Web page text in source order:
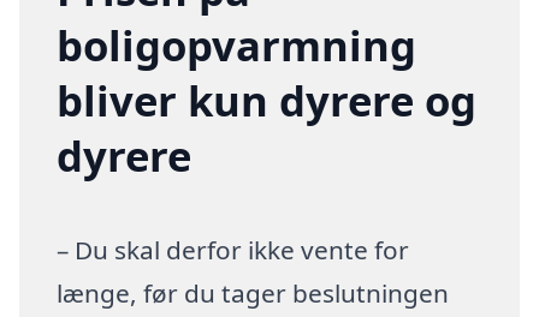
boligopvarmning
bliver kun dyrere og
dyrere
– Du skal derfor ikke vente for
længe, før du tager beslutningen